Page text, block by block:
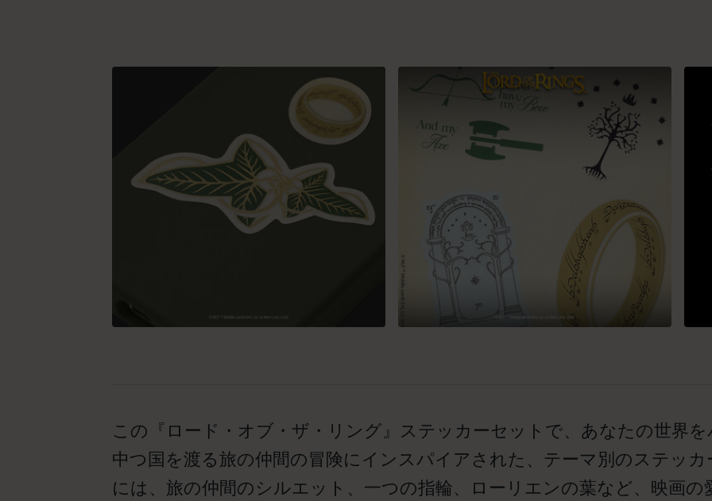
ハリー・ポッターの呪文コレクション
この『ロード・オブ・ザ・リング』ステッカーセットで、あなたの世界
中つ国を渡る旅の仲間の冒険にインスパイアされた、テーマ別のステッ
には、旅の仲間のシルエット、一つの指輪、ローリエンの葉など、映画